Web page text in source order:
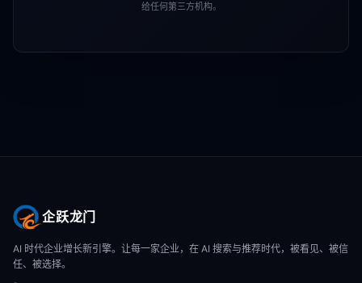
给任何第三方机构。
企跃龙门
AI 时代企业增长新引擎。让每一家企业，在 AI 搜索与推荐时代，被看见、被信
任、被选择。